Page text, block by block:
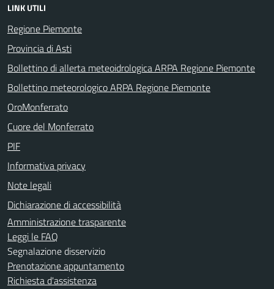
LINK UTILI
Regione Piemonte
Provincia di Asti
Bollettino di allerta meteoidrologica ARPA Regione Piemonte
Bollettino meteorologico ARPA Regione Piemonte
OroMonferrato
Cuore del Monferrato
PIF
Informativa privacy
Note legali
Dichiarazione di accessibilità
Amministrazione trasparente
Leggi le FAQ
Segnalazione disservizio
Prenotazione appuntamento
Richiesta d'assistenza